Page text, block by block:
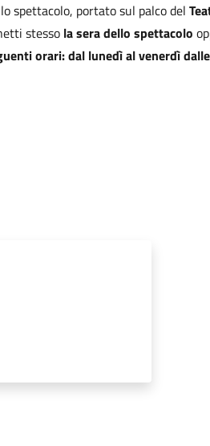
spettacolo, portato sul palco del
stesso la sera dello spettacolo
orari: dal lunedì al venerdì